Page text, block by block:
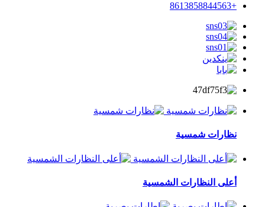
+8613858844563
نظارات شمسية
أعلى النظارات الشمسية